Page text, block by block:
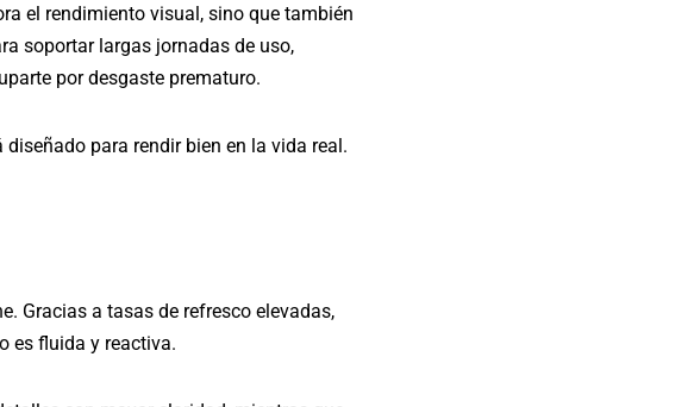
el rendimiento visual, sino que también
soportar largas jornadas de uso,
por desgaste prematuro.
para rendir bien en la vida real.
Gracias a tasas de refresco elevadas,
es fluida y reactiva.